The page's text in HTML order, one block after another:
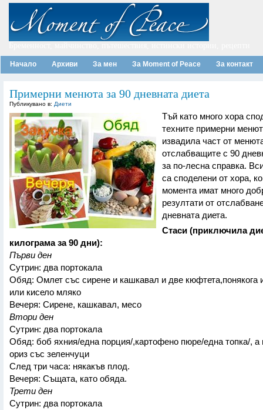
Начало Архиви За мен За Moment of Peace За контакт
Примерни менюта за 90 дневната диета
Публикувано в: Диети
Тъй като много хора
техните примерни
извадила част от
отслабващите с 90
за по-лесна справка.
са споделени от хора,
момента имат много
резултати от
дневната диета.
Стаси (приключила
килограма за 90 дни):
Първи ден
Сутрин: два портокала
Обяд: Омлет със сирене и кашкавал и две кюфтета,понякога
или кисело мляко
Вечеря: Сирене, кашкавал, месо
Втори ден
Сутрин: два портокала
Обяд: боб яхния/една порция/,картофено пюре/една топка/, а
ориз със зеленчуци
След три часа: някакъв плод.
Вечеря: Същата, като обяда.
Трети ден
Сутрин: два портокала